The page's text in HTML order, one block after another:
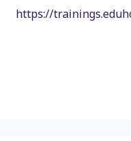
https://